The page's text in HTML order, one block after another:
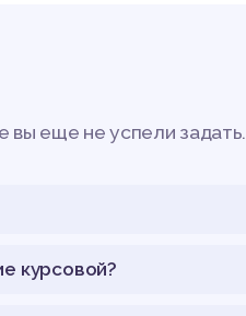
вы еще не успели задать.
курсовой?